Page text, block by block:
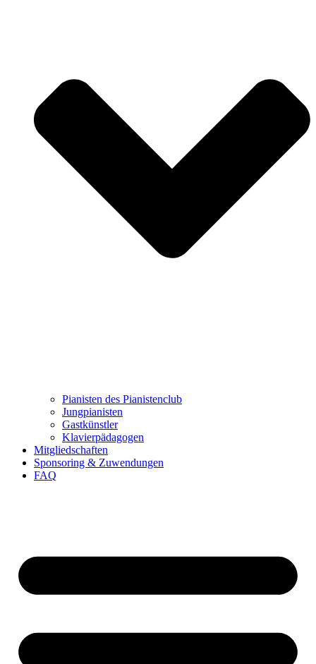
Pianisten des Pianistenclub
Jungpianisten
Gastkünstler
Klavierpädagogen
Mitgliedschaften
Sponsoring & Zuwendungen
FAQ